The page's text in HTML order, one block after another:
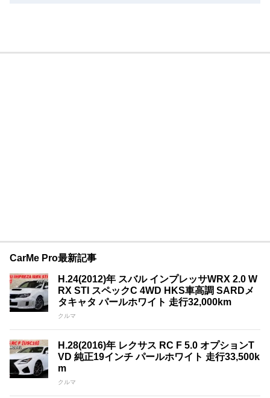
CarMe Pro最新記事
H.24(2012)年 スバル インプレッサWRX 2.0 W
RX STI スペックC 4WD HKS車高調 SARDメ
タキャタ パールホワイト 走行32,000km
クルマ
H.28(2016)年 レクサス RC F 5.0 オプションT
VD 純正19インチ パールホワイト 走行33,500k
m
クルマ